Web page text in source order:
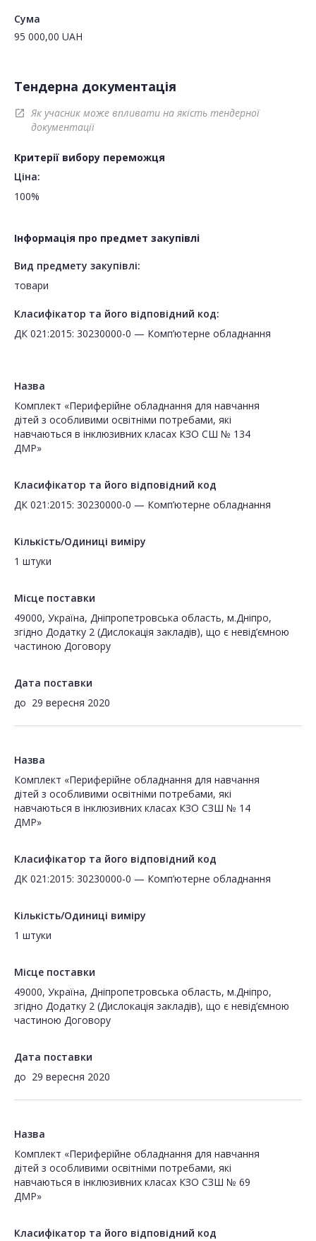
Сума
95 000,00 UAH
Тендерна документація
open_in_new
Як учасник може впливати на якість тендерної
документації
Критерії вибору переможця
Ціна:
100%
Інформація про предмет закупівлі
Вид предмету закупівлі:
товари
Класифікатор та його відповідний код:
ДК 021:2015: 30230000-0 — Комп’ютерне обладнання
Назва
Комплект «Периферійне обладнання для навчання
дітей з особливими освітніми потребами, які
навчаються в інклюзивних класах КЗО СШ № 134
ДМР»
Класифікатор та його відповідний код
ДК 021:2015: 30230000-0 — Комп’ютерне обладнання
Кількість/Одиниці виміру
1 штуки
Місце поставки
49000, Україна, Дніпропетровська область, м.Дніпро,
згідно Додатку 2 (Дислокація закладів), що є невід’ємною
частиною Договору
Дата поставки
до 29 вересня 2020
Назва
Комплект «Периферійне обладнання для навчання
дітей з особливими освітніми потребами, які
навчаються в інклюзивних класах КЗО СЗШ № 14
ДМР»
Класифікатор та його відповідний код
ДК 021:2015: 30230000-0 — Комп’ютерне обладнання
Кількість/Одиниці виміру
1 штуки
Місце поставки
49000, Україна, Дніпропетровська область, м.Дніпро,
згідно Додатку 2 (Дислокація закладів), що є невід’ємною
частиною Договору
Дата поставки
до 29 вересня 2020
Назва
Комплект «Периферійне обладнання для навчання
дітей з особливими освітніми потребами, які
навчаються в інклюзивних класах КЗО СЗШ № 69
ДМР»
Класифікатор та його відповідний код